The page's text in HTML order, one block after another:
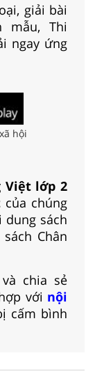
giải bài
mẫu, Thi
ngay ứng
hội
Việt lớp 2
của chúng
sách
Chân
chia sẻ
với nội
cấm bình